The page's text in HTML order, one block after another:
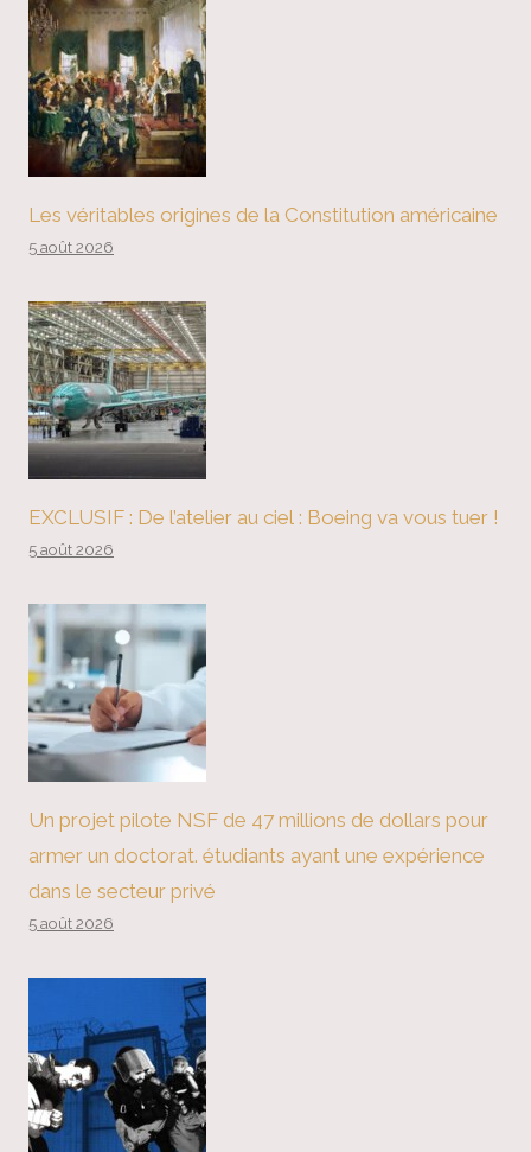
Les véritables origines de la Constitution américaine
5 août 2026
EXCLUSIF : De l’atelier au ciel : Boeing va vous tuer !
5 août 2026
Un projet pilote NSF de 47 millions de dollars pour
armer un doctorat. étudiants ayant une expérience
dans le secteur privé
5 août 2026